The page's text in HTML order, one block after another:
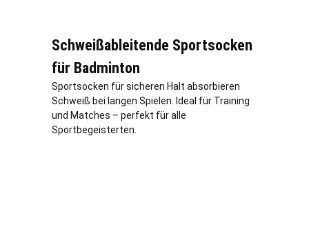
Schweißableitende Sportsocken
für Badminton
Sportsocken für sicheren Halt absorbieren
Schweiß bei langen Spielen. Ideal für Training
und Matches – perfekt für alle
Sportbegeisterten.